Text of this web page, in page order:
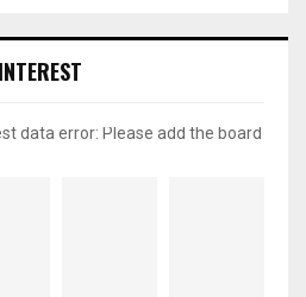
data error: Please add the board